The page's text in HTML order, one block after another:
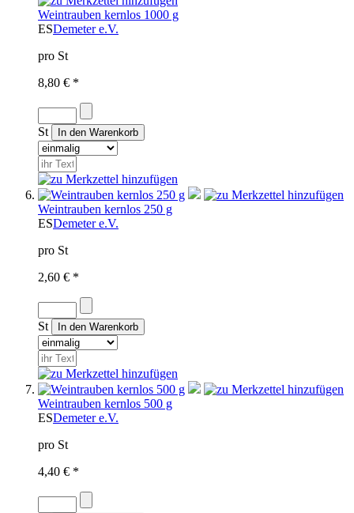
Weintrauben kernlos 1000 g
ESDemeter e.V.
pro St
8,80 € *
St
Weintrauben kernlos 250 g
ESDemeter e.V.
pro St
2,60 € *
St
Weintrauben kernlos 500 g
ESDemeter e.V.
pro St
4,40 € *